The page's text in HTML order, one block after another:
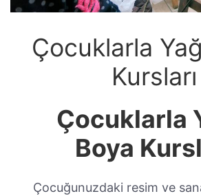
Çocuklarla
Kursları
Çocuklarla
Boya
Çocuğunuzdaki resim ve